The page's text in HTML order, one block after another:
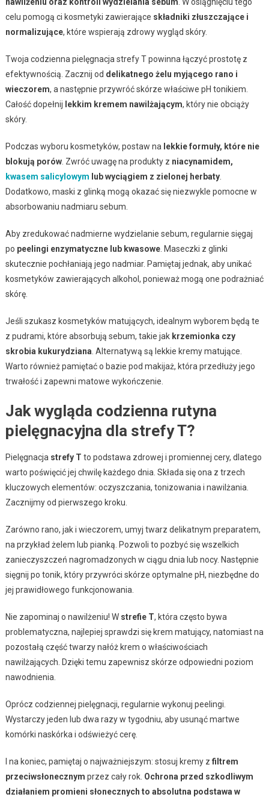
celu pomogą ci kosmetyki zawierające składniki złuszczające i
normalizujące, które wspierają zdrowy wygląd skóry.
Twoja codzienna pielęgnacja strefy T powinna łączyć prostotę z
efektywnością. Zacznij od delikatnego żelu myjącego rano i
wieczorem, a następnie przywróć skórze właściwe pH tonikiem.
Całość dopełnij lekkim kremem nawilżającym, który nie obciąży
skóry.
Podczas wyboru kosmetyków, postaw na lekkie formuły, które nie
blokują porów. Zwróć uwagę na produkty z niacynamidem,
kwasem salicylowym lub wyciągiem z zielonej herbaty.
Dodatkowo, maski z glinką mogą okazać się niezwykle pomocne w
absorbowaniu nadmiaru sebum.
Aby zredukować nadmierne wydzielanie sebum, regularnie sięgaj
po peelingi enzymatyczne lub kwasowe. Maseczki z glinki
skutecznie pochłaniają jego nadmiar. Pamiętaj jednak, aby unikać
kosmetyków zawierających alkohol, ponieważ mogą one podrażniać
skórę.
Jeśli szukasz kosmetyków matujących, idealnym wyborem będą te
z pudrami, które absorbują sebum, takie jak krzemionka czy
skrobia kukurydziana . Alternatywą są lekkie kremy matujące.
Warto również pamiętać o bazie pod makijaż, która przedłuży jego
trwałość i zapewni matowe wykończenie.
Jak wygląda codzienna rutyna
pielęgnacyjna dla strefy T?
Pielęgnacja strefy T to podstawa zdrowej i promiennej cery, dlatego
warto poświęcić jej chwilę każdego dnia. Składa się ona z trzech
kluczowych elementów: oczyszczania, tonizowania i nawilżania.
Zacznijmy od pierwszego kroku.
Zarówno rano, jak i wieczorem, umyj twarz delikatnym preparatem,
na przykład żelem lub pianką. Pozwoli to pozbyć się wszelkich
zanieczyszczeń nagromadzonych w ciągu dnia lub nocy. Następnie
sięgnij po tonik, który przywróci skórze optymalne pH, niezbędne do
jej prawidłowego funkcjonowania.
Nie zapominaj o nawilżeniu! W strefie T, która często bywa
problematyczna, najlepiej sprawdzi się krem matujący, natomiast na
pozostałą część twarzy nałóż krem o właściwościach
nawilżających. Dzięki temu zapewnisz skórze odpowiedni poziom
nawodnienia.
Oprócz codziennej pielęgnacji, regularnie wykonuj peelingi.
Wystarczy jeden lub dwa razy w tygodniu, aby usunąć martwe
komórki naskórka i odświeżyć cerę.
I na koniec, pamiętaj o najważniejszym: stosuj kremy z filtrem
przeciwsłonecznym przez cały rok. Ochrona przed szkodliwym
działaniem promieni słonecznych to absolutna podstawa w